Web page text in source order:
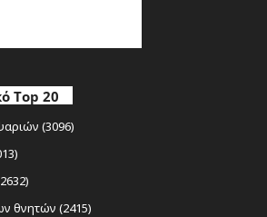
Top 20
(3096)
θνητών (2415)